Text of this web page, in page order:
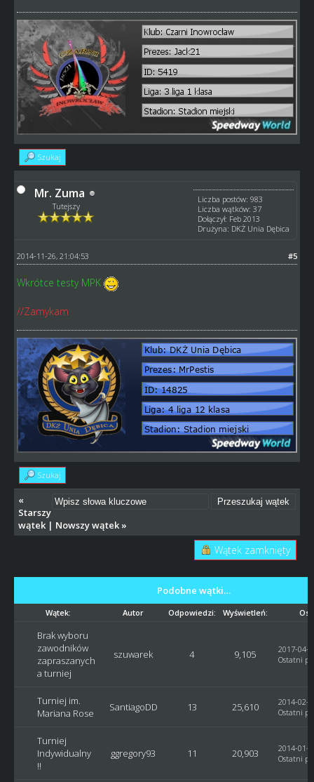
Szukaj
Mr. Zuma
Tutejszy
Liczba postów: 983
Liczba wątków: 37
Dołączył: Feb 2013
Drużyna: DKŻ Unia Dębica
#5
2014-11-26, 21:04:53
Wkrótce testy MPK
//Zamykam
Szukaj
«
Starszy
wątek| Nowszy wątek»
Wątek zamknięty
Podobne wątki…
Wątek: Autor Odpowiedzi: Wyświetleń:
Brak wyboru
zawodników
zapraszanych
a turniej
szuwarek 4 9,105
2017-04-
Ostatni
Turniej im.
Mariana Rose
SantiagoDD 13 25,610
2014-02-
Ostatni
Turniej
Indywidualny
!!
ggregory93 11 20,903
2014-01-
Ostatni